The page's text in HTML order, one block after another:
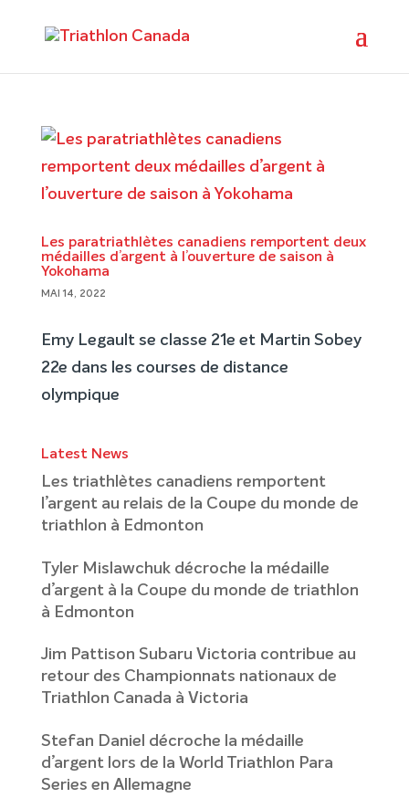
Les paratriathlètes canadiens remportent deux
médailles d’argent à l’ouverture de saison à
Yokohama
MAI 14, 2022
Emy Legault se classe 21e et Martin Sobey
22e dans les courses de distance
olympique
Latest News
Les triathlètes canadiens remportent
l’argent au relais de la Coupe du monde de
triathlon à Edmonton
Tyler Mislawchuk décroche la médaille
d’argent à la Coupe du monde de triathlon
à Edmonton
Jim Pattison Subaru Victoria contribue au
retour des Championnats nationaux de
Triathlon Canada à Victoria
Stefan Daniel décroche la médaille
d’argent lors de la World Triathlon Para
Series en Allemagne